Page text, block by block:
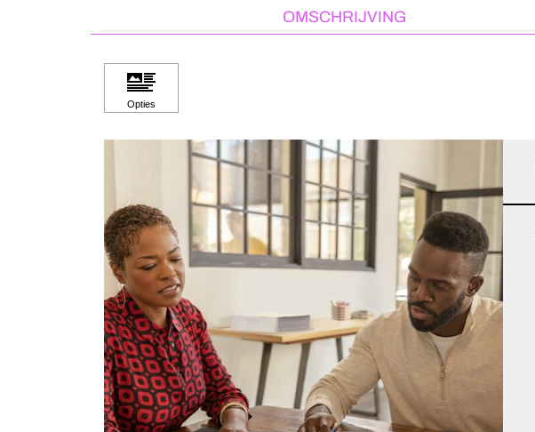
OMSCHRIJVING